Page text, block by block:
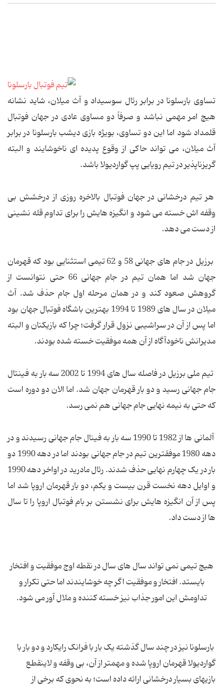
تساوی بارسلونا در برابر رئال سوسیداد و آث میلان، شاید نشانه
هیچ امر مهمی نباشد و صرفاً دو مساوی عادی در جهان فوتبال
قلمداد شود اما این دو تساوی، بویژه بازی دیشب بارسلونا در برابر
آث میلان، می تواند حاکی از وقوع پدیده ای ناخوشایند و البته
گریزناپذیر در تیم رویایی پپ گواردیولا باشد.
هر تیم درخشانی در جهان فوتبال بالاخره روزی از درخشش بی
وقفه اش خسته می شود و انگیزه هایش را برای تداوم قله نشینی
از دست می دهد.
برزیل در جام های جهانی 58 و 62 تیمی استثنایی بود که قهرمان
جهان شد اما همان تیم در جام جهانی 66 حتی نتوانست از
گروهش صعود کند و در همان مرحله اول جام حذف شد. آث
میلان در سال های 1989 تا 1994 بهترین باشگاه فوتبال جهان بود
اما پس از آن در سراشیبی نزول قرار گرفت؛ چرا که بازیکنان و البته
مدیرانش ناخودآگاه از آن همه موفقیت خسته شده بودند.
تیم ملی برزیل در فاصله سال های 1994 تا 2002 سه بار به فینتال
جام جهانی رسید و دو بار قهرمان جهان شد. اما الان دو دوره است
که حتی به نیمه نهایی جام جهانی هم نمی رسد.
آلمانی ها از 1982 تا 1990 سه بار به فینال جام جهانی رسیدند و در
دهه 1980 موفقترین تیم در جام جهانی بودند اما در دهه 1990 دو
بار در یک چهارم نهایی حذف شدند. رئال مادرید در اواخر دهه 1990
و اوایل دهه نخست قرن بیست و یکم، دو بار قهرمان اروپا شد اما
پس از آن انگیزه هایش برای نشستن بر بام فوتبال اروپا را تا سال
ها از دست داد.
هیچ تیمی نمی تواند سال های سال در نقطه اوج موفقیت و افتخار
بایستد. افتخار و موفقیت اگر چه خوشایندند اما حتی تکرار و
تداومش این امور جذاب نیز خسته کننده و ملال آور می شود.
بارسلونا نیز در چند سال گذشته یک بار با فرانک رایکارد و دو بار با
گواردیولا قهرمان اروپا شده و مهمتر از آن، بی وقفه و لاینقطع
بازیهای بسیار درخشانی ارائه داده است؛ به نحوی که برخی از